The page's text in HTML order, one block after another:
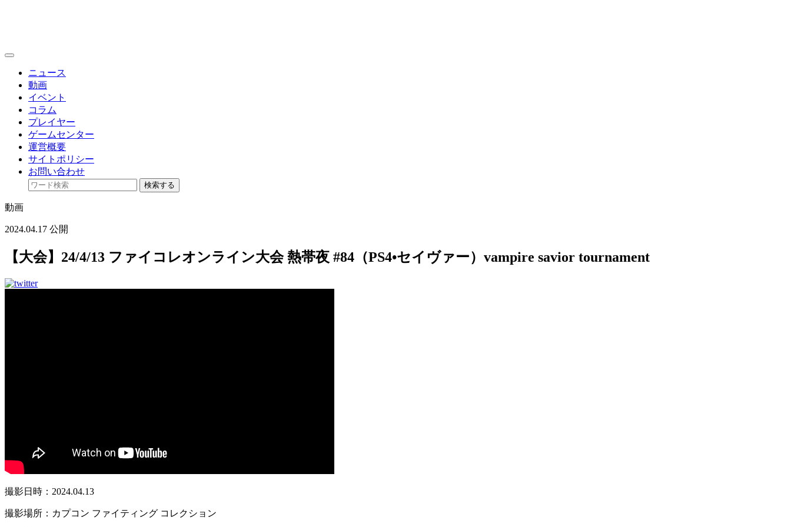
toggle
ニュース
動画
イベント
コラム
プレイヤー
ゲームセンター
運営概要
サイトポリシー
お問い合わせ
検索する
動画
2024.04.17 公開
【大会】24/4/13 ファイコレオンライン大会 熱帯夜 #84（PS4•セイヴァー）vampire savior tournament
撮影日時：2024.04.13
撮影場所：カプコン ファイティング コレクション